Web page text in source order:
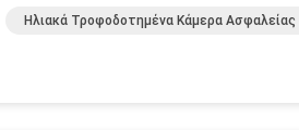
Ηλιακά Τροφοδοτημένα Κάμερα